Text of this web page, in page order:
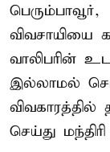
பெரும்பாவூர்,
விவசாயியை
வாலிபரின்
இல்லாமல்
செய்து